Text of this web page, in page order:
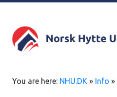
You are here: NHU.DK » Info »